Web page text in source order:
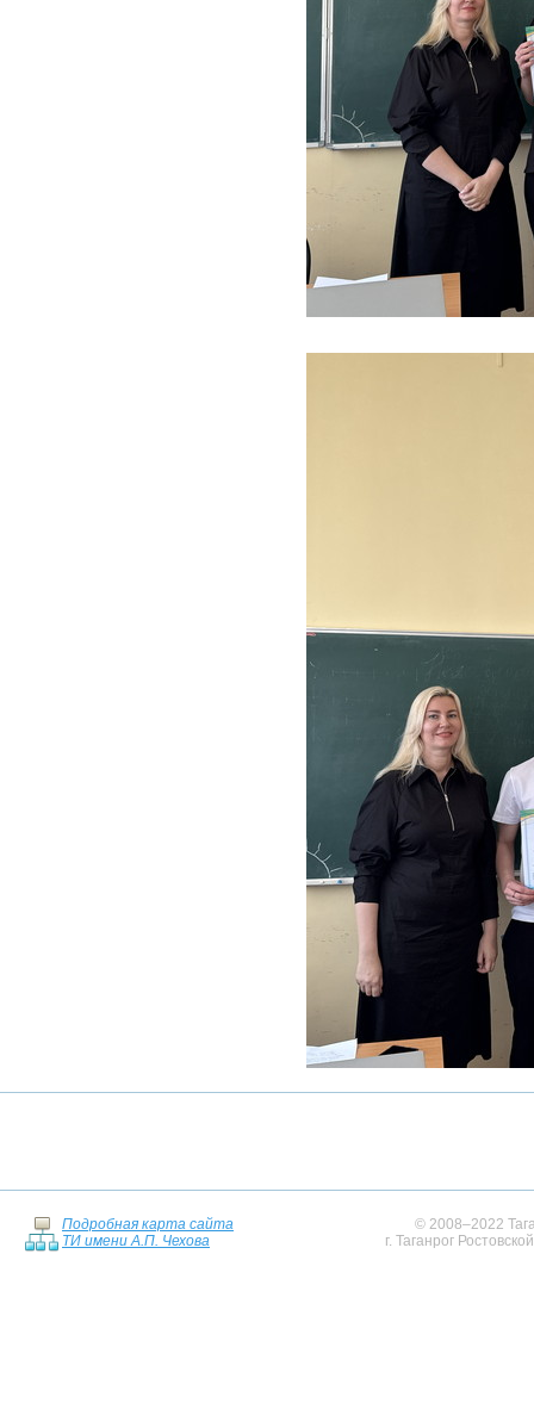
Подробная карта сайта
ТИ имени А.П. Чехова
© 2008–2022
г. Таганрог